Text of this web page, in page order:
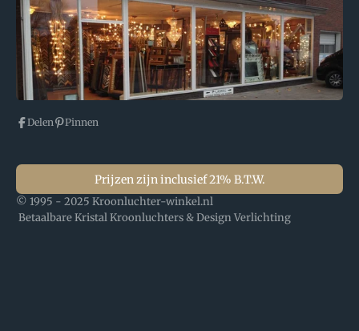
Delen Pinnen
Prijzen zijn inclusief 21% B.T.W.
© 1995 - 2025 Kroonluchter-winkel.nl
Betaalbare Kristal Kroonluchters & Design Verlichting